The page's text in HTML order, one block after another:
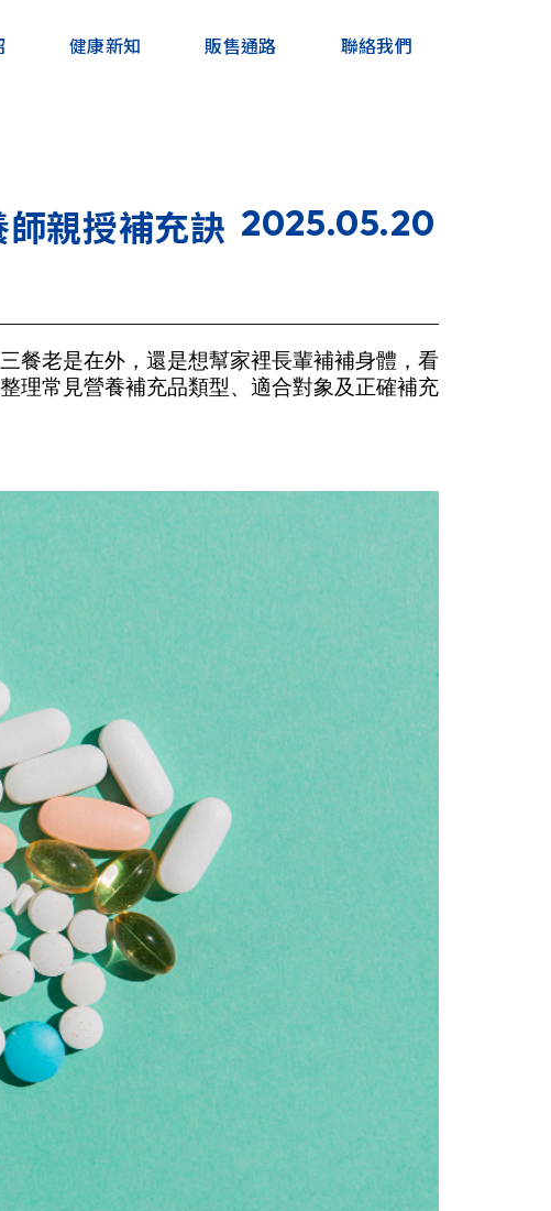
健康新知 販售通路 聯絡我們
親授補充訣 2025.05.20
餐老是在外，還是想幫家裡長輩補補身體，看
理常見營養補充品類型、適合對象及正確補充